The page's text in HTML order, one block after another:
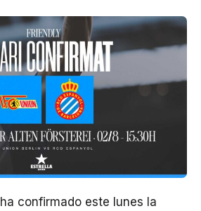
ha confirmado este lunes la